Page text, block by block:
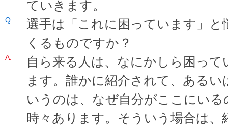
ていきます。
選手は「これに困っています」
くるものですか？
自ら来る人は、なにかしら困っ
ます。誰かに紹介されて、ある
いうのは、なぜ自分がここにい
時々あります。そういう場合は